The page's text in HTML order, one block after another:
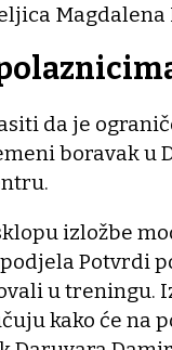
Magdalena
da je
boravak u
izložbe
Potvrdi
u treningu.
kako će na